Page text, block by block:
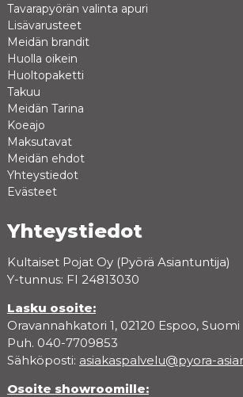
Tavarapyörän valinta apuri
Lisävarusteet
Meidän brandit
Huolla oikein
Huoltopaketti
Takuu
Meidän Tarina
Koeajo
Maksutavat
Meidän ehdot
Yhteystiedot
Evästeet
Yhteystiedot
Kultaiset Pojat Oy (Pyörä Asiantuntija)
Y-tunnus: FI 24813030
Lasku osoite:
Oravannahkatori 1, 02120 Espoo, Suomi
Puh. 040-7709853
Sähköposti: asiakaspalvelu@pyora-
Osoite showroomille: